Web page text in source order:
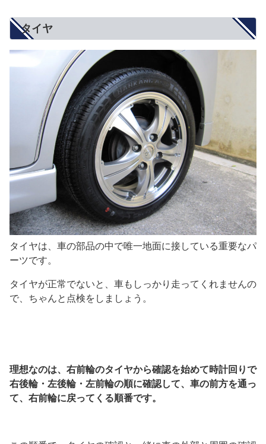
タイヤ
タイヤは、車の部品の中で唯一地面に接している重要なパ
ーツです。
タイヤが正常でないと、車もしっかり走ってくれませんの
で、ちゃんと点検をしましょう。
理想なのは、右前輪のタイヤから確認を始めて時計回りで
右後輪・左後輪・左前輪の順に確認して、車の前方を通っ
て、右前輪に戻ってくる順番です。